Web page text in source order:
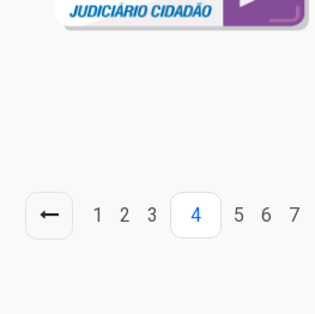
1 2 3 4 5 6 7